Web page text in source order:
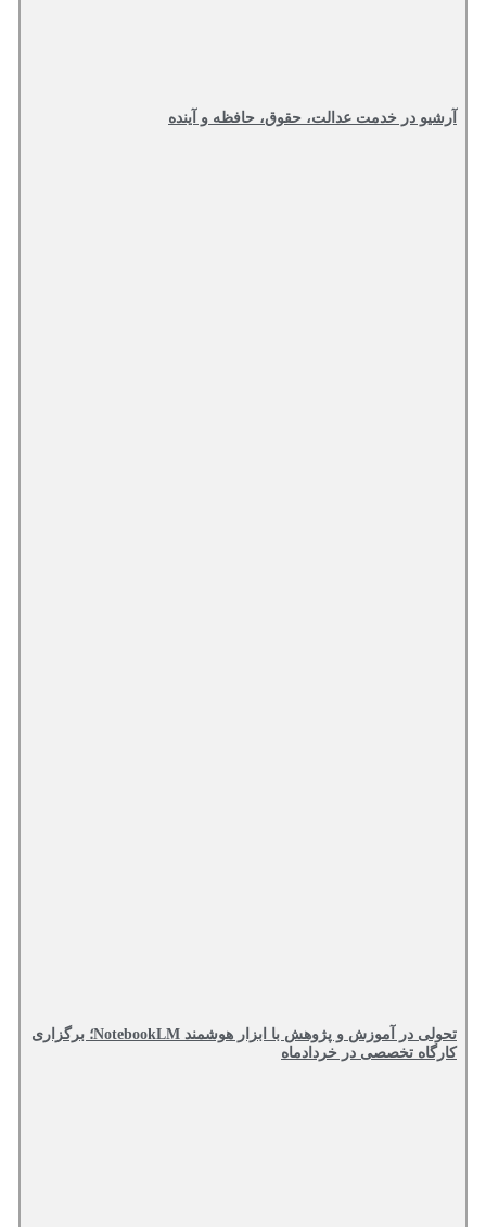
آرشیو در خدمت عدالت، حقوق، حافظه و آینده‌
تحولی در آموزش و پژوهش با ابزار هوشمند NotebookLM؛ برگزاری
کارگاه تخصصی در خردادماه